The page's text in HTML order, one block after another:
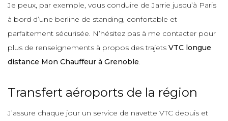
Je peux, par exemple, vous conduire de Jarrie jusqu’à Paris
à bord d’une berline de standing, confortable et
parfaitement sécurisée. N’hésitez pas à me contacter pour
plus de renseignements à propos des trajets VTC longue
distance Mon Chauffeur à Grenoble.
Transfert aéroports de la région
J’assure chaque jour un service de navette VTC depuis et